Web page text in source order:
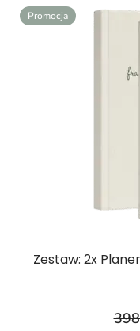
Zestaw: 2x
Promocja